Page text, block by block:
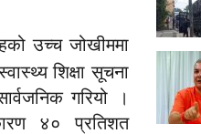
उच्च जोखीममा
शिक्षा सूचना
गरियो ।
४० प्रतिशत